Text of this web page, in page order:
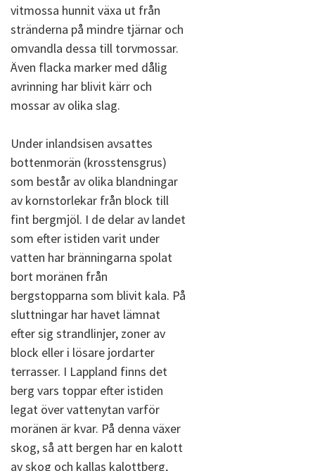
vitmossa hunnit växa ut från
stränderna på mindre tjärnar och
omvandla dessa till torvmossar.
Även flacka marker med dålig
avrinning har blivit kärr och
mossar av olika slag.
Under inlandsisen avsattes
bottenmorän (krosstensgrus)
som består av olika blandningar
av kornstorlekar från block till
fint bergmjöl. I de delar av landet
som efter istiden varit under
vatten har bränningarna spolat
bort moränen från
bergstopparna som blivit kala. På
sluttningar har havet lämnat
efter sig strandlinjer, zoner av
block eller i lösare jordarter
terrasser. I Lappland finns det
berg vars toppar efter istiden
legat över vattenytan varför
moränen är kvar. På denna växer
skog, så att bergen har en kalott
av skog och kallas kalottberg,